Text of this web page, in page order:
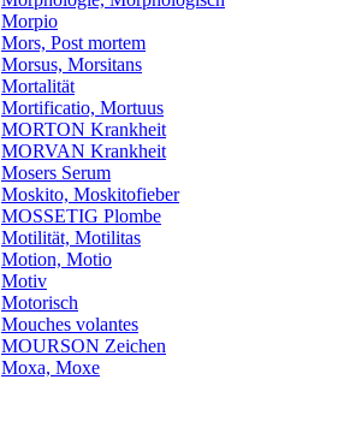
Morpio
Mors, Post mortem
Morsus, Morsitans
Mortalität
Mortificatio, Mortuus
MORTON Krankheit
MORVAN Krankheit
Mosers Serum
Moskito, Moskitofieber
MOSSETIG Plombe
Motilität, Motilitas
Motion, Motio
Motiv
Motorisch
Mouches volantes
MOURSON Zeichen
Moxa, Moxe